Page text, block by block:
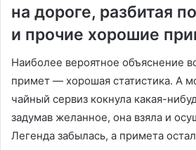
на дороге, разбитая
и прочие хорошие
Наиболее вероятное объяснение
примет — хорошая статистика. А
чайный сервиз кокнула какая-
задумав желанное, она взяла и
Легенда забылась, а примета